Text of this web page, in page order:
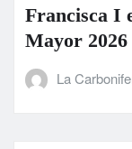
Francisca I
Mayor
La